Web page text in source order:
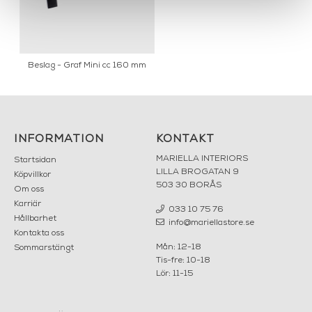
Beslag - Graf Mini cc 160 mm
INFORMATION
Startsidan
Köpvillkor
Om oss
Karriär
Hållbarhet
Kontakta oss
Sommarstängt
KONTAKT
MARIELLA INTERIORS
LILLA BROGATAN 9
503 30 BORÅS
033 10 75 76
info@mariellastore.se
Mån: 12-18
Tis-fre: 10-18
Lör: 11-15